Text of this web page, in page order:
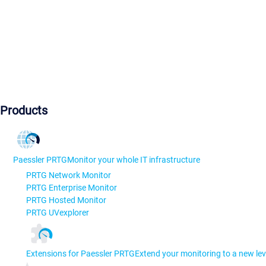
Products
Paessler PRTGMonitor your whole IT infrastructure
PRTG Network Monitor
PRTG Enterprise Monitor
PRTG Hosted Monitor
PRTG UVexplorer
Extensions for Paessler PRTGExtend your monitoring to a new